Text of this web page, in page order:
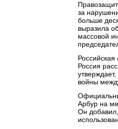
за
больше
выразила
массовой
Россия
войны
Арбур на
Он добавил,